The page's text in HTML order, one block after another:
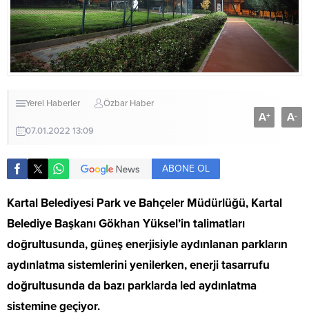
Yerel Haberler Özbar Haber
07.01.2022 13:09
A+ A-
ABONE OL
Kartal Belediyesi Park ve Bahçeler Müdürlüğü, Kartal
Belediye Başkanı Gökhan Yüksel’in talimatları
doğrultusunda, güneş enerjisiyle aydınlanan parkların
aydınlatma sistemlerini yenilerken, enerji tasarrufu
doğrultusunda da bazı parklarda led aydınlatma
sistemine geçiyor.